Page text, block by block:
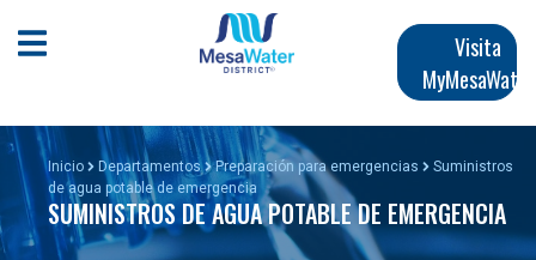
Navegación
Abrir menú móvil
Visita
MyMesaWater
Inicio Departamentos Preparación para emergencias
Suministros
de agua potable de emergencia
SUMINISTROS DE AGUA POTABLE DE EMERGENCIA